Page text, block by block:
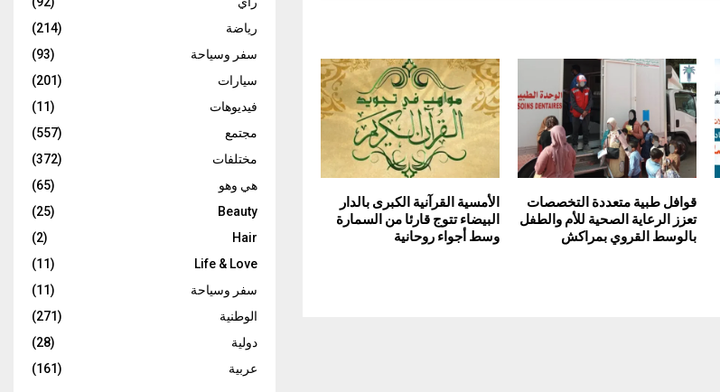
قوافل طبية متعددة التخصصات
تعزز الرعاية الصحية للأم والطفل
بالوسط القروي بمراكش
الأمسية القرآنية الكبرى بالدار
البيضاء تتوج قارئا من السمارة
وسط أجواء روحانية
رياضة
(214)
سفر وسياحة
(93)
سيارات
(201)
فيديوهات
(11)
مجتمع
(557)
مختلفات
(372)
هي وهو
(65)
Beauty
(25)
Hair
(2)
Life & Love
(11)
سفر وسياحة
(11)
الوطنية
(271)
دولية
(28)
عربية
(161)